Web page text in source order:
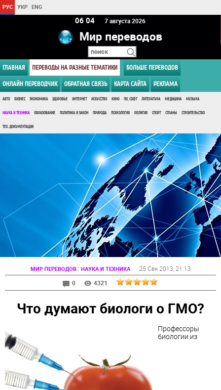
РУС УКР ENG
06:04 7 августа 2026
Мир переводов
ГЛАВНАЯ ПЕРЕВОДЫ НА РАЗНЫЕ ТЕМАТИКИ БОЛЬШЕ ПЕРЕВОДОВ
ОНЛАЙН ПЕРЕВОДЧИК ОБРАТНАЯ СВЯЗЬ КАРТА САЙТА РЕКЛАМА
АВТО БИЗНЕС ЭКОНОМИКА ЗДОРОВЬЕ ИНТЕРНЕТ ИСКУССТВО КИНО ПК, СОФТ ЛИТЕРАТУРА МЕДИЦИНА МУЗЫКА
НАУКА И ТЕХНИКА ОБРАЗОВАНИЕ ПОЛИТИКА И ЗАКОН ПРИРОДА ПСИХОЛОГИЯ РЕЛИГИЯ СПОРТ СТРАНЫ СТРОИТЕЛЬСТВО
ТЕХ. ДОКУМЕНТАЦИЯ
МИР ПЕРЕВОДОВ: НАУКА И ТЕХНИКА 25 Сен 2013 , 21:13
0
4321
Что думают биологи о ГМО?
Профессоры
биологии из